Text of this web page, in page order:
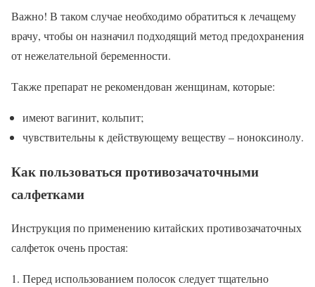
Важно! В таком случае необходимо обратиться к лечащему
врачу, чтобы он назначил подходящий метод предохранения
от нежелательной беременности.
Также препарат не рекомендован женщинам, которые:
имеют вагинит, кольпит;
чувствительны к действующему веществу – ноноксинолу.
Как пользоваться противозачаточными
салфетками
Инструкция по применению китайских противозачаточных
салфеток очень простая:
Перед использованием полосок следует тщательно